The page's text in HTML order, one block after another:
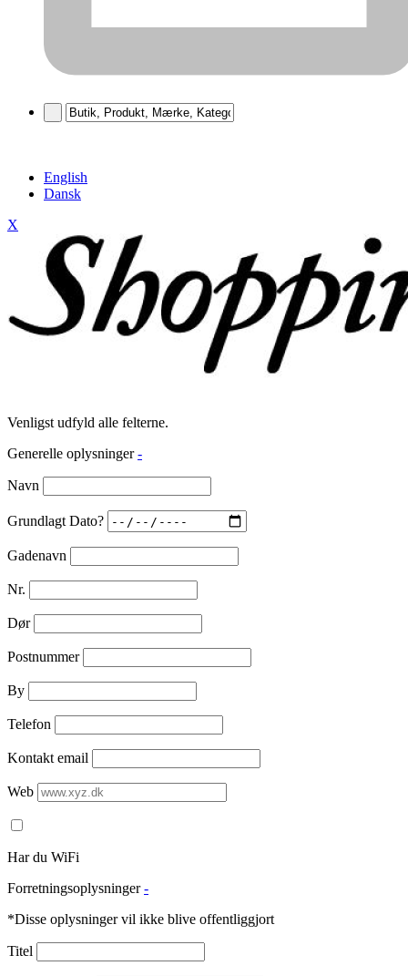
English
Dansk
X
Venligst udfyld alle felterne.
Generelle oplysninger -
Navn
Grundlagt Dato?
Gadenavn
Nr.
Dør
Postnummer
By
Telefon
Kontakt email
Web
Har du WiFi
Forretningsoplysninger -
*Disse oplysninger vil ikke blive offentliggjort
Titel